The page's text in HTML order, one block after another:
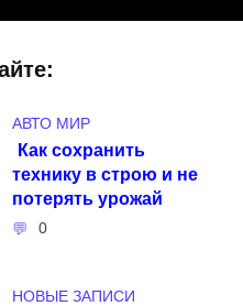
АВТО МИР
Как сохранить
технику в строю и не
потерять урожай
0
НОВЫЕ ЗАПИСИ